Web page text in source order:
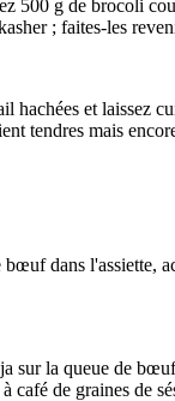
500 g de brocoli
; faites-les
hachées et laissez
tendres mais
dans l'assiette,
sur la queue de
café de graines de